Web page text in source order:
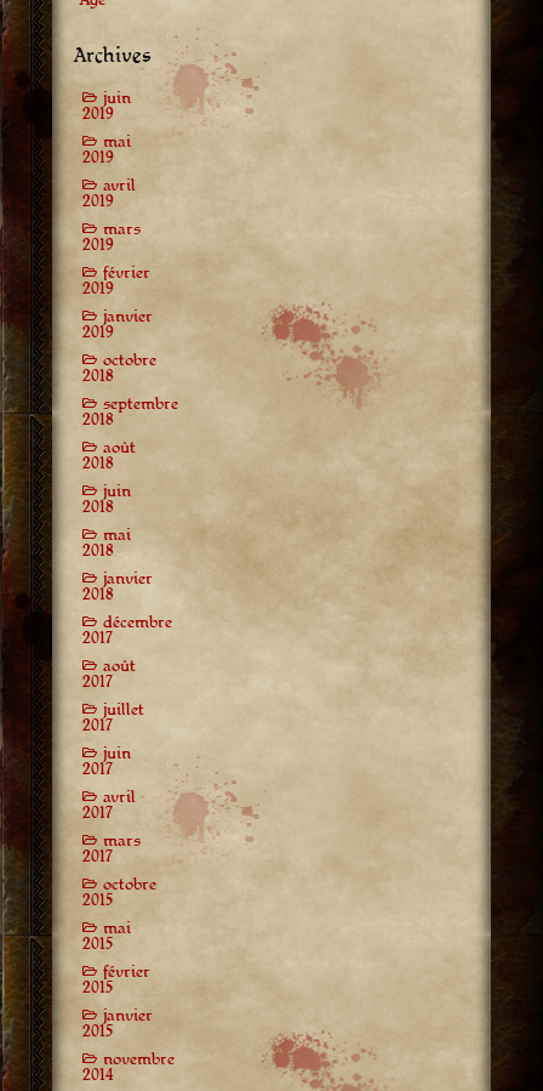
Archives
juin
2019
mai
2019
avril
2019
mars
2019
février
2019
janvier
2019
octobre
2018
septembre
2018
août
2018
juin
2018
mai
2018
janvier
2018
décembre
2017
août
2017
juillet
2017
juin
2017
avril
2017
mars
2017
octobre
2015
mai
2015
février
2015
janvier
2015
novembre
2014